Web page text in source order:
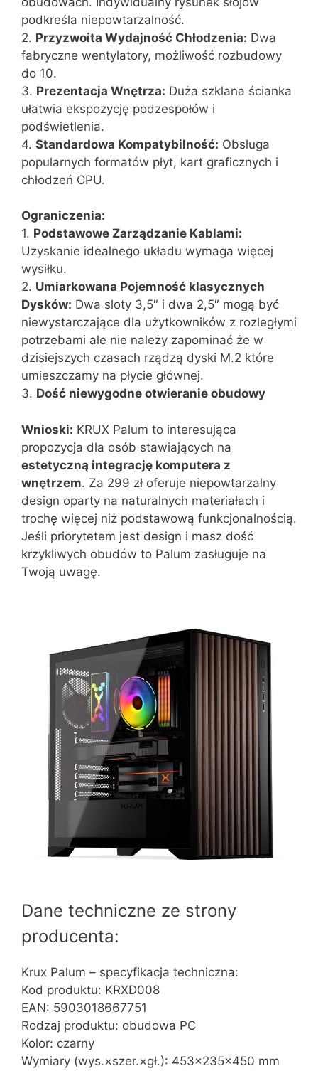
podkreśla niepowtarzalność.
2. Przyzwoita Wydajność Chłodzenia: Dwa
fabryczne wentylatory, możliwość rozbudowy
do 10.
3. Prezentacja Wnętrza: Duża szklana ścianka
ułatwia ekspozycję podzespołów i
podświetlenia.
4. Standardowa Kompatybilność: Obsługa
popularnych formatów płyt, kart graficznych i
chłodzeń CPU.
Ograniczenia:
1. Podstawowe Zarządzanie Kablami:
Uzyskanie idealnego układu wymaga więcej
wysiłku.
2. Umiarkowana Pojemność klasycznych
Dysków: Dwa sloty 3,5″ i dwa 2,5″ mogą być
niewystarczające dla użytkowników z rozległymi
potrzebami ale nie należy zapominać że w
dzisiejszych czasach rządzą dyski M.2 które
umieszczamy na płycie głównej.
3. Dość niewygodne otwieranie obudowy
Wnioski: KRUX Palum to interesująca
propozycja dla osób stawiających na
estetyczną integrację komputera z
wnętrzem. Za 299 zł oferuje niepowtarzalny
design oparty na naturalnych materiałach i
trochę więcej niż podstawową funkcjonalnością.
Jeśli priorytetem jest design i masz dość
krzykliwych obudów to Palum zasługuje na
Twoją uwagę.
Dane techniczne ze strony
producenta:
Krux Palum – specyfikacja techniczna:
Kod produktu: KRXD008
EAN: 5903018667751
Rodzaj produktu: obudowa PC
Kolor: czarny
Wymiary (wys.×szer.×gł.): 453×235×450 mm